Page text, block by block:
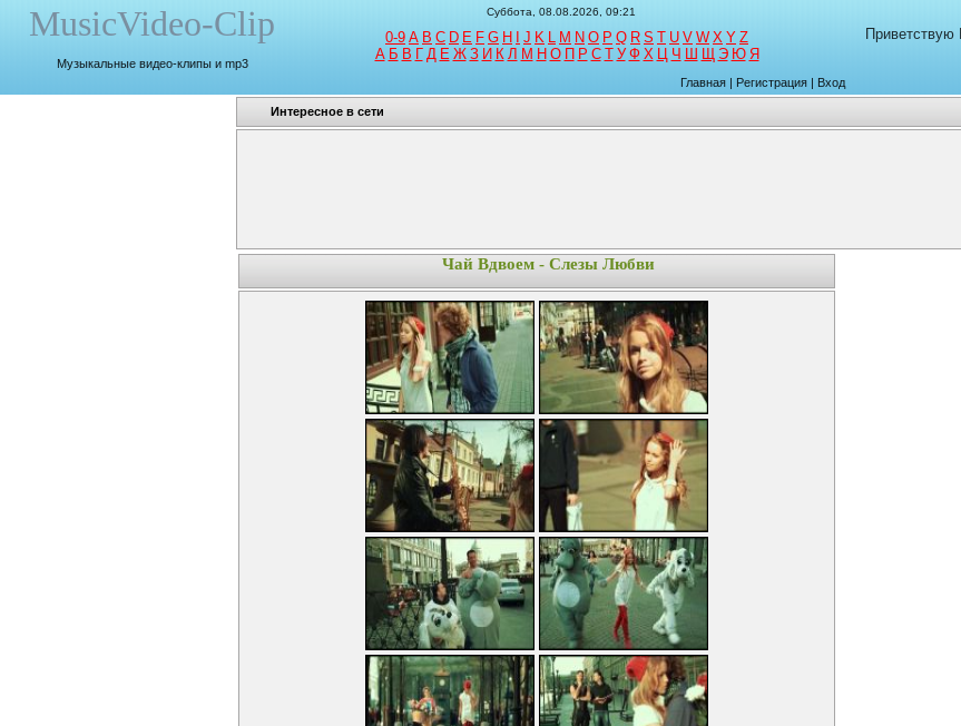
MusicVideo-Clip
Музыкальные видео-клипы и mp3
Суббота, 08.08.2026, 09:21
0-9 A B C D E F G H J K L M N O P Q R S T U V W X Y Z
A Б В Г Д Е Ж З И К Л М Н О П Р С Т У Ф Х Ц Ч Ш Щ Э Ю Я
Главная | Регистрация | Вход
Приветствую
Интересное в сети
Чай Вдвоем - Слезы Любви